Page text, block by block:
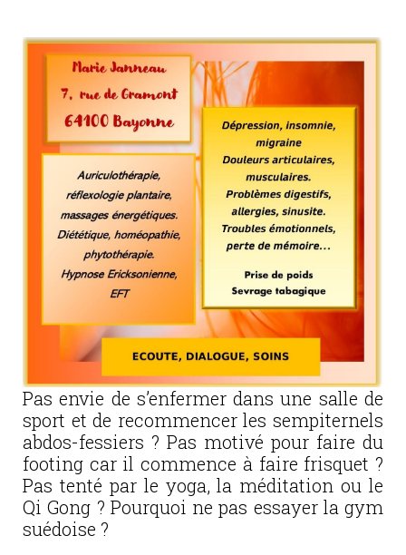
Pas envie de s’enfermer dans une salle de
sport et de recommencer les sempiternels
abdos-fessiers ? Pas motivé pour faire du
footing car il commence à faire frisquet ?
Pas tenté par le yoga, la méditation ou le
Qi Gong ? Pourquoi ne pas essayer la gym
suédoise ?